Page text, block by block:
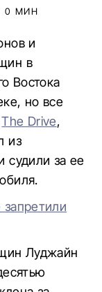
0 МИН
и
в
Востока
но все
The Drive,
из
судили за ее
Луджайн